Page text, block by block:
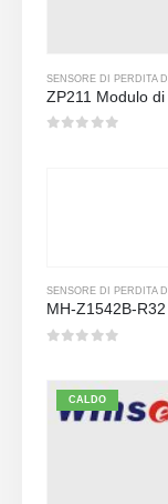
SENSORE DI PERDITA
SENSORE DI PERDITA
CALDO